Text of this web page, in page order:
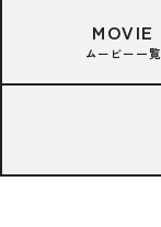
MOVIE
ムービー一覧